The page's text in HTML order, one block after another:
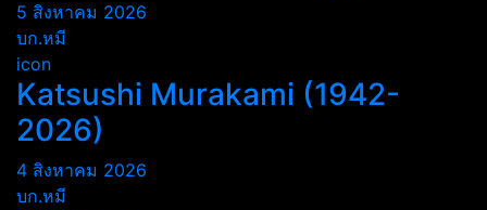
5 สิงหาคม 2026
บก.หมี
icon
Katsushi Murakami (1942-
2026)
4 สิงหาคม 2026
บก.หมี